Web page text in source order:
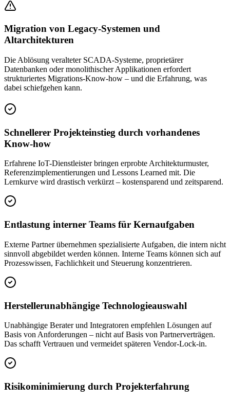
Migration von Legacy-Systemen und
Altarchitekturen
Die Ablösung veralteter SCADA-Systeme, proprietärer
Datenbanken oder monolithischer Applikationen erfordert
strukturiertes Migrations-Know-how – und die Erfahrung, was
dabei schiefgehen kann.
Schnellerer Projekteinstieg durch vorhandenes
Know-how
Erfahrene IoT-Dienstleister bringen erprobte Architekturmuster,
Referenzimplementierungen und Lessons Learned mit. Die
Lernkurve wird drastisch verkürzt – kostensparend und zeitsparend.
Entlastung interner Teams für Kernaufgaben
Externe Partner übernehmen spezialisierte Aufgaben, die intern nicht
sinnvoll abgebildet werden können. Interne Teams können sich auf
Prozesswissen, Fachlichkeit und Steuerung konzentrieren.
Herstellerunabhängige Technologieauswahl
Unabhängige Berater und Integratoren empfehlen Lösungen auf
Basis von Anforderungen – nicht auf Basis von Partnerverträgen.
Das schafft Vertrauen und vermeidet späteren Vendor-Lock-in.
Risikominimierung durch Projekterfahrung